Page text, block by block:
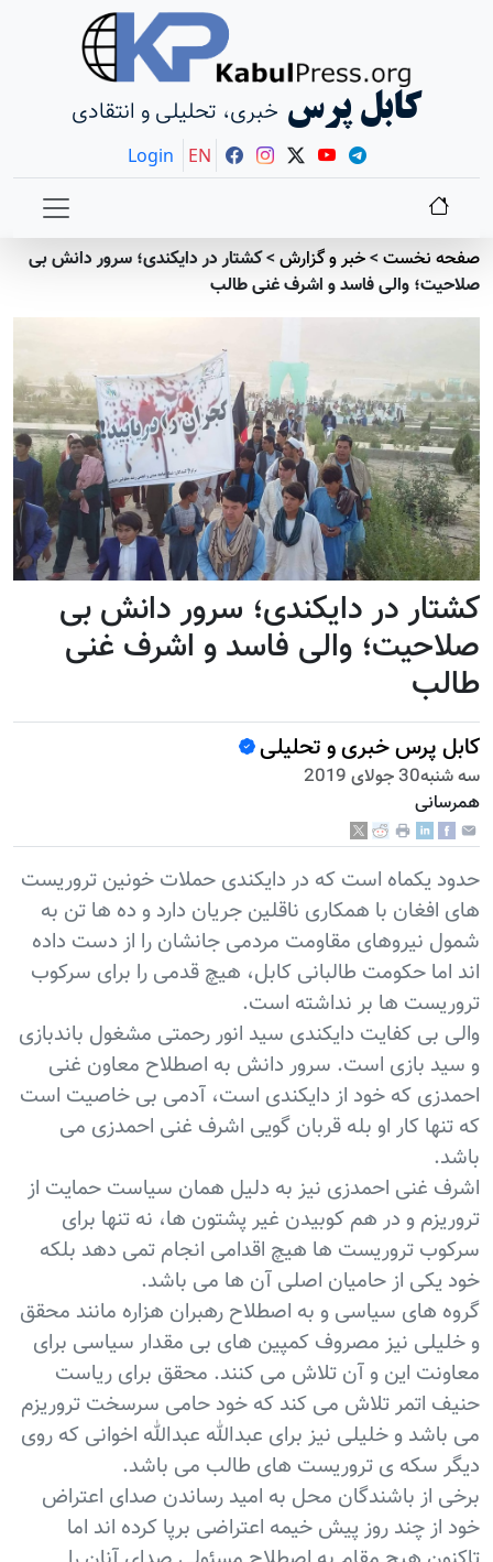
کابل پرس خبری، تحلیلی و انتقادی
Login EN
صفحه نخست>خبر و گزارش>کشتار در دایکندی؛ سرور دانش بی
صلاحیت؛ والی فاسد و اشرف غنی طالب
کشتار در دایکندی؛ سرور دانش بی
صلاحیت؛ والی فاسد و اشرف غنی
طالب
کابل پرس خبری و تحلیلی
سه شنبه30 جولای 2019
همرسانی
حدود یکماه است که در دایکندی حملات خونین تروریست
های افغان با همکاری ناقلین جریان دارد و ده ها تن به
شمول نیروهای مقاومت مردمی جانشان را از دست داده
اند اما حکومت طالبانی کابل، هیچ قدمی را برای سرکوب
تروریست ها بر نداشته است.
والی بی کفایت دایکندی سید انور رحمتی مشغول باندبازی
و سید بازی است. سرور دانش به اصطلاح معاون غنی
احمدزی که خود از دایکندی است، آدمی بی خاصیت است
که تنها کار او بله قربان گویی اشرف غنی احمدزی می
باشد.
اشرف غنی احمدزی نیز به دلیل همان سیاست حمایت از
تروریزم و در هم کوبیدن غیر پشتون ها، نه تنها برای
سرکوب تروریست ها هیچ اقدامی انجام تمی دهد بلکه
خود یکی از حامیان اصلی آن ها می باشد.
گروه های سیاسی و به اصطلاح رهبران هزاره مانند محقق
و خلیلی نیز مصروف کمپین های بی مقدار سیاسی برای
معاونت این و آن تلاش می کنند. محقق برای ریاست
حنیف اتمر تلاش می کند که خود حامی سرسخت تروریزم
می باشد و خلیلی نیز برای عبدالله عبدالله اخوانی که روی
دیگر سکه ی تروریست های طالب می باشد.
برخی از باشندگان محل به امید رساندن صدای اعتراض
خود از چند روز پیش خیمه اعتراضی برپا کرده اند اما